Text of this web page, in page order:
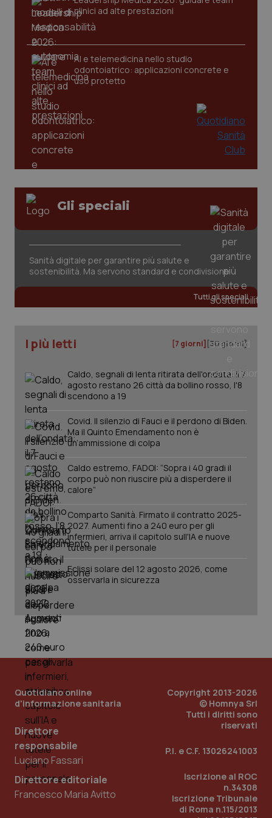
clinici ad alte prestazioni
AI e telemedicina nello studio
odontoiatrico: applicazioni concrete e
uso protetto
Gli speciali
Sanità digitale per garantire più salute e
sostenibilità. Ma servono standard e condivisione
Tutti gli speciali
I più letti [7 giorni] [30 giorni]
Caldo, segnali di lenta ritirata dell'ondata: il 7
agosto restano 26 città da bollino rosso, l'8
scendono a 19
Covid. Il silenzio di Fauci e il perdono di Biden.
Ma il Quinto Emendamento non è
un’ammissione di colpa
Caldo estremo, FADOI: “Sopra i 40 gradi il
corpo può non riuscire più a disperdere il
calore”
Comparto Sanità. Firmato il contratto 2025-
2027. Aumenti fino a 240 euro per gli
infermieri, arriva il capitolo sull'IA e nuove
tutele per il personale
Eclissi solare del 12 agosto 2026, come
osservarla in sicurezza
Quotidiano online
d'informazione sanitaria
Direttore
responsabile
Luciano Fassari
Direttore editoriale
Francesco Maria Avitto
Copyright 2013-2026
© Homnya Srl
Tutti i diritti sono
riservati
P.I. e C.F. 13026241003
Iscrizione al ROC
n.34308
Iscrizione Tribunale
di Roma n.115/2013
tracking-sites-ironfish-
session-id
www.quotidianosanita.it
_ga
.quotidianosanita.it
PHPSESSID
www.quotidianosanita.it